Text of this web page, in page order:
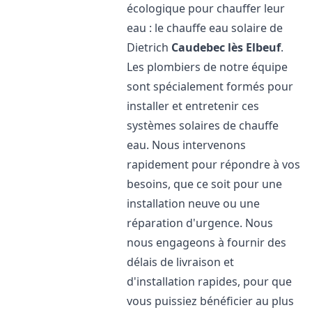
écologique pour chauffer leur
eau : le chauffe eau solaire de
Dietrich Caudebec lès Elbeuf.
Les plombiers de notre équipe
sont spécialement formés pour
installer et entretenir ces
systèmes solaires de chauffe
eau. Nous intervenons
rapidement pour répondre à vos
besoins, que ce soit pour une
installation neuve ou une
réparation d'urgence. Nous
nous engageons à fournir des
délais de livraison et
d'installation rapides, pour que
vous puissiez bénéficier au plus